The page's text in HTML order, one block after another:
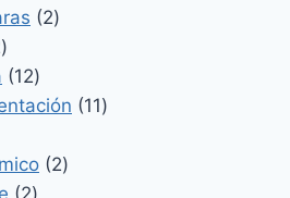
productos
22
2
productos
1212
productos
1111
22
22